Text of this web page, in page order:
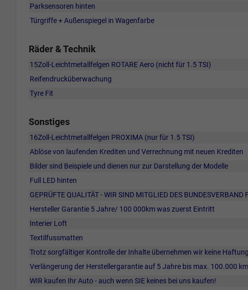
Parksensoren hinten
Türgriffe + Außenspiegel in Wagenfarbe
Räder & Technik
15Zoll-Leichtmetallfelgen ROTARE Aero (nicht für 1.5 TSI)
Reifendrucküberwachung
Tyre Fit
Sonstiges
16Zoll-Leichtmetallfelgen PROXIMA (nur für 1.5 TSI)
Ablöse von laufenden Krediten und Verrechnung mit neuen Krediten
Bilder sind Beispiele und dienen nur zur Darstellung der Modelle
Full LED hinten
GEPRÜFTE QUALITÄT - WIR SIND MITGLIED DES BUNDESVERBAND
Hersteller Garantie 5 Jahre/ 100 000km was zuerst Eintritt
Interier Loft
Textilfussmatten
Trotz sorgfältiger Kontrolle der Inhalte übernehmen wir keine
Verlängerung der Herstellergarantie auf 5 Jahre bis max. 100.000
WIR kaufen Ihr Auto - auch wenn SIE keines bei uns kaufen!